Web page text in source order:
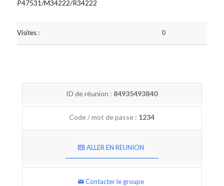
P47531/M34222/R34222
Visites : 0
ID de réunion : 84935493840
Code / mot de passe : 1234
ALLER EN REUNION
Contacter le groupe